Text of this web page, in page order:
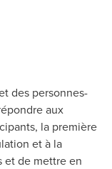
des personnes-
aux
la première
et à la
et de mettre en